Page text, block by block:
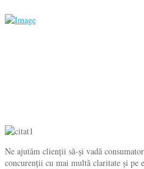
Ne ajutăm clienții să-și vadă
concurenții cu mai multă claritate și pe